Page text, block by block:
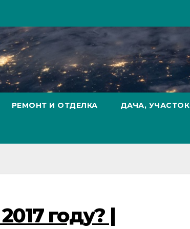
РЕМОНТ И ОТДЕЛКА ДАЧА, УЧАСТОК
году? |